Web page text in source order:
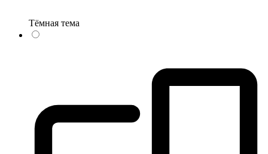
Тёмная тема